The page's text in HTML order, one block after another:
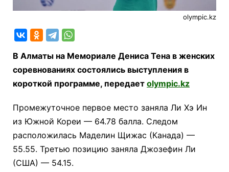
olympic.kz
В Алматы на Мемориале Дениса Тена в женских
соревнованиях состоялись выступления в
короткой программе, передает olympic.kz
Промежуточное первое место заняла Ли Хэ Ин
из Южной Кореи — 64.78 балла. Следом
расположилась Маделин Щижас (Канада) —
55.55. Третью позицию заняла Джозефин Ли
(США) — 54.15.